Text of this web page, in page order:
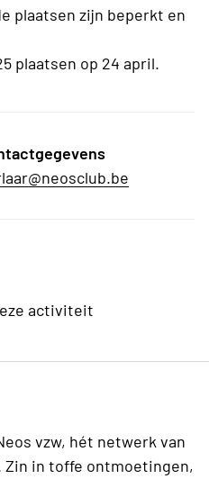
plaatsen zijn beperkt en
plaatsen op 24 april.
activiteit
vzw, hét netwerk van
in toffe ontmoetingen,